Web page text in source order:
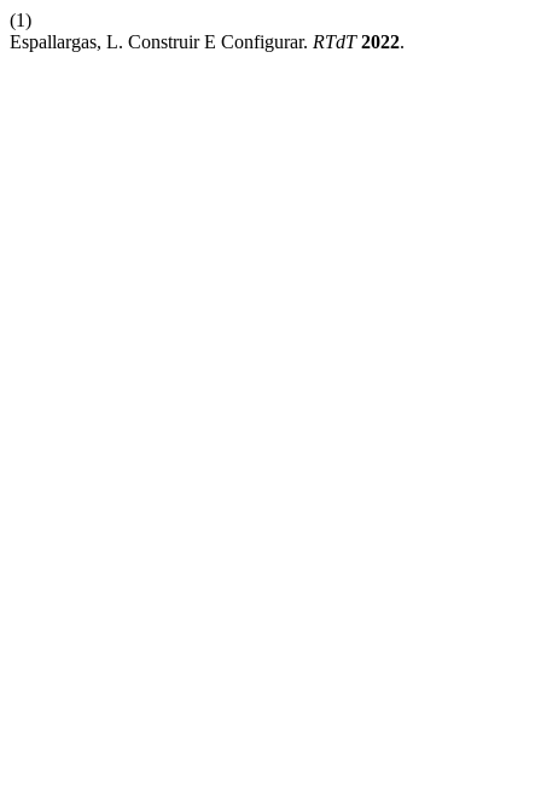
(1)
Espallargas, L. Construir E Configurar. RTdT 2022.